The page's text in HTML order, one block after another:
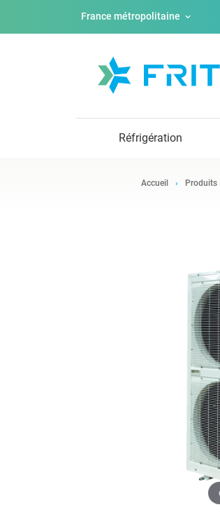
France métropolitaine
Réfrigération
Accueil Produits